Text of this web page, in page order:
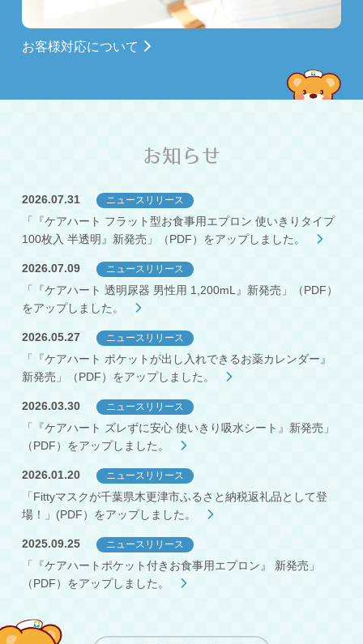
お客様対応について
お知らせ
2026.07.31 ニュースリリース
「『ケアハート フラット型お食事用エプロン 使いきりタイプ
100枚入 半透明』新発売」（PDF）をアップしました。
2026.07.09 ニュースリリース
「『ケアハート 透明尿器 男性用 1,200mL』新発売」（PDF）
をアップしました。
2026.05.27 ニュースリリース
「『ケアハート ポケットが出し入れできるお薬カレンダー』
新発売」（PDF）をアップしました。
2026.03.30 ニュースリリース
「『ケアハート ズレずに安心 使いきり吸水シート』新発売」
（PDF）をアップしました。
2026.01.20 ニュースリリース
「Fittyマスクが千葉県木更津市ふるさと納税返礼品として登
場！」(PDF）をアップしました。
2025.09.25 ニュースリリース
「『ケアハートポケット付きお食事用エプロン』 新発売」
（PDF）をアップしました。